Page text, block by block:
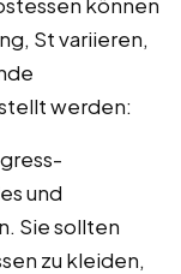
St variieren,
werden:
und
Sie sollten
zu kleiden,